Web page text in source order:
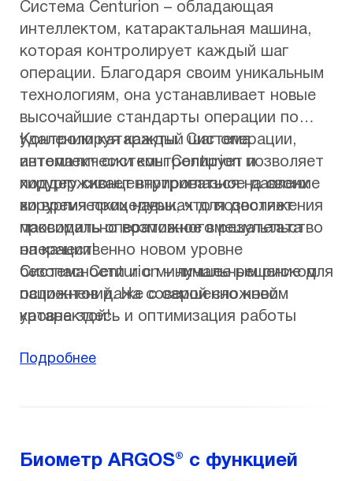
Система Centurion – обладающая
интеллектом, катарактальная машина,
которая контролирует каждый шаг
операции. Благодаря своим уникальным
технологиям, она устанавливает новые
высочайшие стандарты операции по
удалению катаракты. Система
автоматически контролирует и
поддерживает внутриглазное давление
во время процедуры, что позволяет
проводить оперативное вмешательство
на качественно новом уровне
безопасности и с минимальным риском
осложнений. На совершенно новом
уровне здесь и оптимизация работы
Контролируя каждый шаг операции,
интеллект системы Centurion позволяет
хирургу сконцентрироваться на своих
хирургических навыках для достижения
максимально возможного результата
операции!
Система Centurion – лучшее решение для
пациентов даже с самой сложной
катарактой!
Подробнее
Биометр ARGOS® с функцией